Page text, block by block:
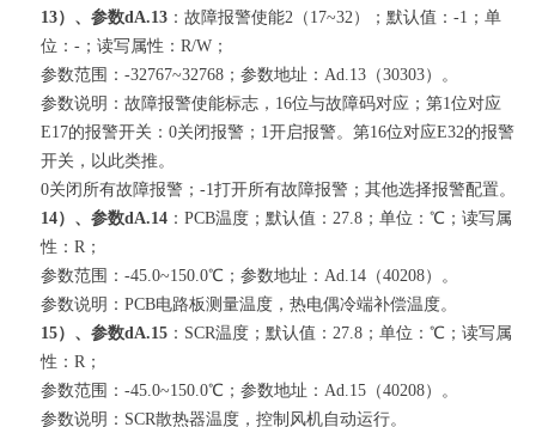
13）、参数dA.13 ：故障报警使能2（17~32）；默认值：-1；单
位：-；读写属性：R/W；
参数范围：-32767~32768；参数地址：Ad.13（30303）。
参数说明：故障报警使能标志，16位与故障码对应；第1位对应
E17的报警开关：0关闭报警；1开启报警。第16位对应E32的报警
开关，以此类推。
0关闭所有故障报警；-1打开所有故障报警；其他选择报警配置。
14）、参数dA.14 ：PCB温度；默认值：27.8；单位：℃；读写属
性：R；
参数范围：-45.0~150.0℃；参数地址：Ad.14（40208）。
参数说明：PCB电路板测量温度，热电偶冷端补偿温度。
15）、参数dA.15 ：SCR温度；默认值：27.8；单位：℃；读写属
性：R；
参数范围：-45.0~150.0℃；参数地址：Ad.15（40208）。
参数说明：SCR散热器温度，控制风机自动运行。